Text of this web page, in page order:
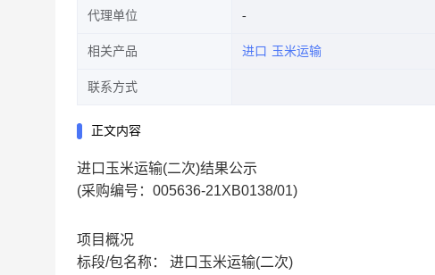
代理单位
相关产品 进口 玉米运输
联系方式
正文内容
进口玉米运输(二次)结果公示
(采购编号：005636-21XB0138/01)
项目概况
标段/包名称：
进口玉米运输(二次)